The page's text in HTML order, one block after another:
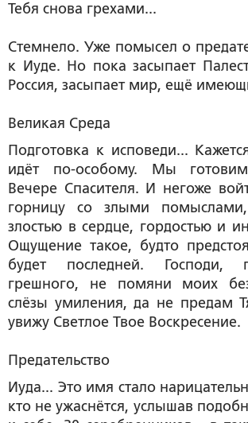
Тебя снова грехами...
Стемнело. Уже помысел о
к Иуде. Но пока засыпает
Россия, засыпает мир, ещё
Великая Среда
Подготовка к исповеди...
идёт по-особому. Мы
Вечере Спасителя. И негоже
горницу со злыми
злостью в сердце, гордостью и
Ощущение такое, будто
будет последней. Господи,
грешного, не помяни моих
слёзы умиления, да не предам
увижу Светлое Твое Воскресение.
Предательство
Иуда... Это имя стало
кто не ужаснётся, услышав